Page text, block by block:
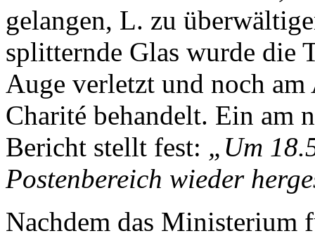
gelangen, L. zu
splitternde Glas wurde die
Auge verletzt und noch am
Charité behandelt. Ein am
Bericht stellt fest: „Um
Postenbereich wieder
Nachdem das Ministerium